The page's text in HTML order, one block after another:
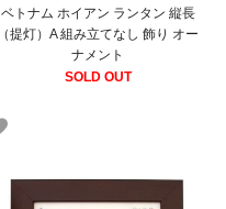
ベトナム ホイアン ランタン 縦長
（提灯）A 組み立てなし 飾り オー
ナメント
SOLD OUT